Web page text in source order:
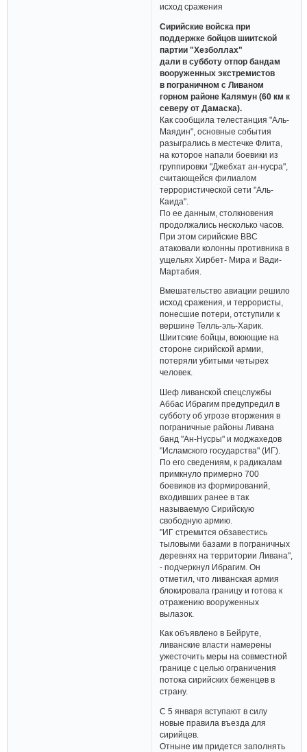
исход сражения
Сирийские войска при
поддержке бойцов шиитской
партии "Хезболлах"
дали в субботу отпор бандам
вооруженных экстремистов
в пограничном с Ливаном
горном районе Калямун (60 км к
северу от Дамаска).
Как сообщила телестанция "Аль-
Маядин", основные события
разыгрались в местечке Флита,
на которое напали боевики из
группировки "Джебхат ан-нусра",
считающейся филиалом
террористической сети "Аль-
Каида".
По ее данным, столкновения
продолжались несколько часов.
При этом сирийские ВВС
атаковали колонны противника в
ущельях Хирбет- Мира и Вади-
Мартабия.
Вмешательство авиации решило
исход сражения, и террористы,
понесшие потери, отступили к
вершине Телль-эль-Харик.
Шиитские бойцы, воюющие на
стороне сирийской армии,
потеряли убитыми четырех
человек.
Шеф ливанской спецслужбы
Аббас Ибрагим предупредил в
субботу об угрозе вторжения в
пограничные районы Ливана
банд "Ан-Нусры" и моджахедов
"Исламского государства" (ИГ).
По его сведениям, к радикалам
примкнуло примерно 700
боевиков из формирований,
входивших ранее в так
называемую Сирийскую
свободную армию.
"ИГ стремится обзавестись
тыловыми базами в пограничных
деревнях на территории Ливана",
- подчеркнул Ибрагим. Он
отметил, что ливанская армия
блокировала границу и готова к
отражению вооруженных
вылазок.
Как объявлено в Бейруте,
ливанские власти намерены
ужесточить меры на совместной
границе с целью ограничения
потока сирийских беженцев в
страну.
С 5 января вступают в силу
новые правила въезда для
сирийцев.
Отныне им придется заполнять